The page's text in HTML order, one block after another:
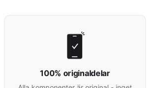
100% originaldelar